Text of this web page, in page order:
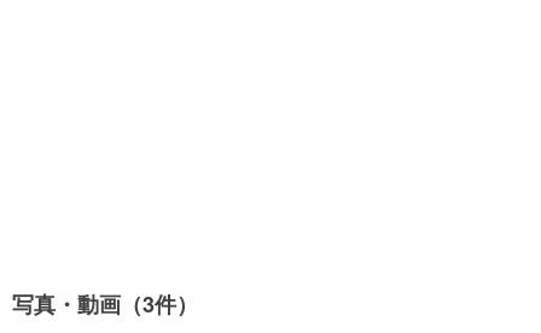
写真・動画（3件）